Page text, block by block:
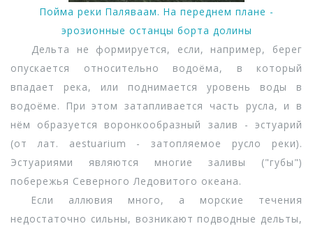
Пойма реки Паляваам. На переднем плане -
эрозионные останцы борта долины
Дельта не формируется, если, например, берег
опускается относительно водоёма, в который
впадает река, или поднимается уровень воды в
водоёме. При этом затапливается часть русла, и в
нём образуется воронкообразный залив - эстуарий
(от лат. aestuarium - затопляемое русло реки).
Эстуариями являются многие заливы ("губы")
побережья Северного Ледовитого океана.
Если аллювия много, а морские течения
недостаточно сильны, возникают подводные дельты,